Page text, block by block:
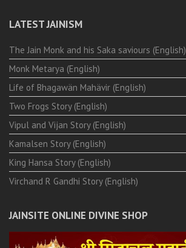
LATEST JAINISM
The Jain Monk and his Saka saviours (English)
Monk Metarya (English)
Life of Bhagawän Mahävir (English)
Two Frogs Story (English)
Vipul and Vijan Story (English)
Kamalsen Story (English)
King Hansa Story (English)
Virchand R Gandhi Story (English)
JAINSITE ONLINE DIVINE SHOP